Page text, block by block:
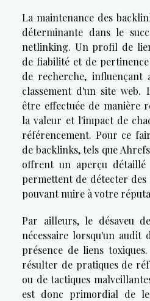
La maintenance des
déterminante dans le
netlinking. Un profil de
de fiabilité et de
de recherche, influençant
classement d'un site web.
être effectuée de manière
la valeur et l'impact de
référencement. Pour ce
de backlinks, tels que
offrent un aperçu
permettent de détecter des
pouvant nuire à votre
Par ailleurs, le désaveu
nécessaire lorsqu'un audit
présence de liens
résulter de pratiques de
ou de tactiques
est donc primordial de